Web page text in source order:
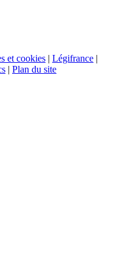
et cookies | Légifrance |
| Plan du site